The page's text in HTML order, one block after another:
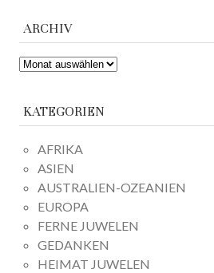
ARCHIV
ARCHIV
KATEGORIEN
AFRIKA
ASIEN
AUSTRALIEN-OZEANIEN
EUROPA
FERNE JUWELEN
GEDANKEN
HEIMAT JUWELEN